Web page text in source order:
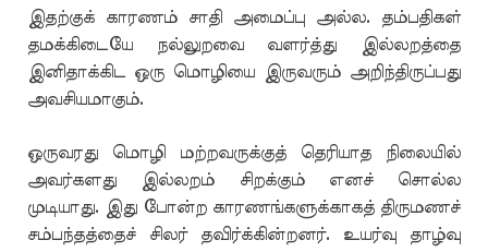
இதற்குக் காரணம் சாதி அமைப்பு அல்ல. தம்பதிகள்
தமக்கிடையே நல்லுறவை வளர்த்து இல்லறத்தை
இனிதாக்கிட ஒரு மொழியை இருவரும் அறிந்திருப்பது
அவசியமாகும்.
ஒருவரது மொழி மற்றவருக்குத் தெரியாத நிலையில்
அவர்களது இல்லறம் சிறக்கும் எனச் சொல்ல
முடியாது. இது போன்ற காரணங்களுக்காகத் திருமணச்
சம்பந்தத்தைச் சிலர் தவிர்க்கின்றனர். உயர்வு தாழ்வு